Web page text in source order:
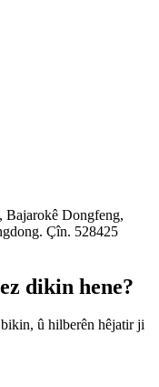
Bajarokê Dongfeng,
Çîn. 528425
dikin hene?
û hilberên hêjatir ji